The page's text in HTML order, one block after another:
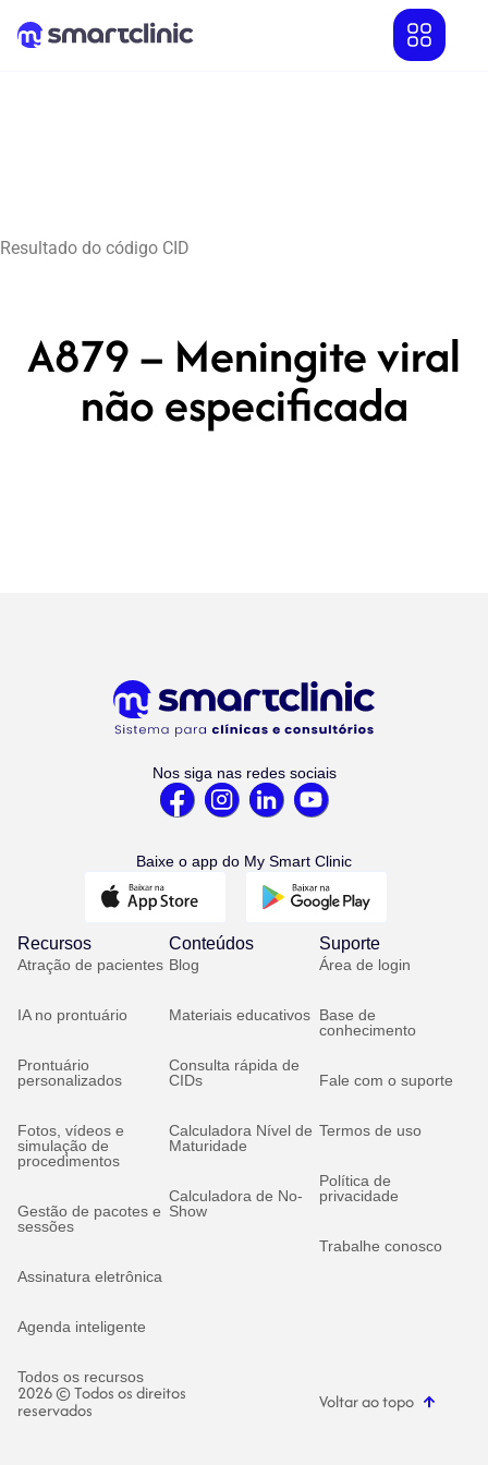
Resultado do código CID
A879 – Meningite viral
não especificada
Nos siga nas redes sociais
Baixe o app do My Smart Clinic
Recursos
Atração de pacientes
IA no prontuário
Prontuário
personalizados
Fotos, vídeos e
simulação de
procedimentos
Gestão de pacotes e
sessões
Assinatura eletrônica
Agenda inteligente
Todos os recursos
Conteúdos
Blog
Materiais educativos
Consulta rápida de
CIDs
Calculadora Nível de
Maturidade
Calculadora de No-
Show
Suporte
Área de login
Base de
conhecimento
Fale com o suporte
Termos de uso
Política de
privacidade
Trabalhe conosco
2026 © Todos os direitos
reservados Voltar ao topo